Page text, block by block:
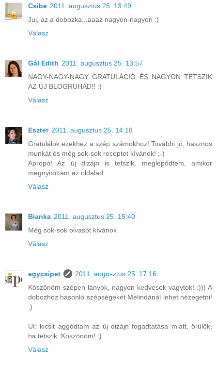
Csibe 2011. augusztus 25. 13:49
Juj, az a dobozka...aaaz nagyon-nagyon :)
Válasz
Gál Edith 2011. augusztus 25. 13:57
NAGY-NAGY-NAGY GRATULÁCIÓ ÉS NAGYON TETSZIK
AZ ÚJ BLOGRUHÁD!! :)
Válasz
Eszter 2011. augusztus 25. 14:18
Gratulálok ezekhez a szép számokhoz! További jó, hasznos
munkát és még sok-sok receptet kívánok! ;-)
Apropó! Az új dizájn is tetszik, meglepődtem, amikor
megnyitottam az oldalad.
Válasz
Bianka 2011. augusztus 25. 15:40
Még sok-sok olvasót kívánok
Válasz
egycsipet
2011. augusztus 25. 17:16
Köszönöm szépen lányok, nagyon kedvesek vagytok! :))) A
dobozhoz hasonló szépségeket Melindánál lehet nézegetni!
;)
UI: kicsit aggódtam az új dizájn fogadtatása miatt, örülök,
ha tetszik. Köszönöm! :)
Válasz